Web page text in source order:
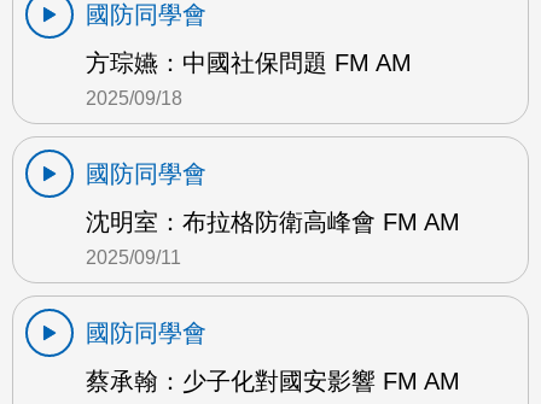
國防同學會
方琮嬿：中國社保問題 FM AM
2025/09/18
國防同學會
沈明室：布拉格防衛高峰會 FM AM
2025/09/11
國防同學會
蔡承翰：少子化對國安影響 FM AM